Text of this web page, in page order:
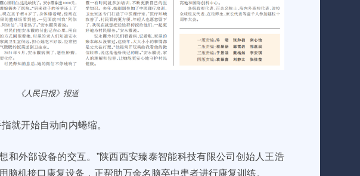
《人民日报》报道
就开始自动向内蜷缩。
和外部设备的交互。”陕西西安臻泰智能科技有限公司创始人王浩
机接口康复设备，正帮助万余名脑卒中患者进行康复训练。